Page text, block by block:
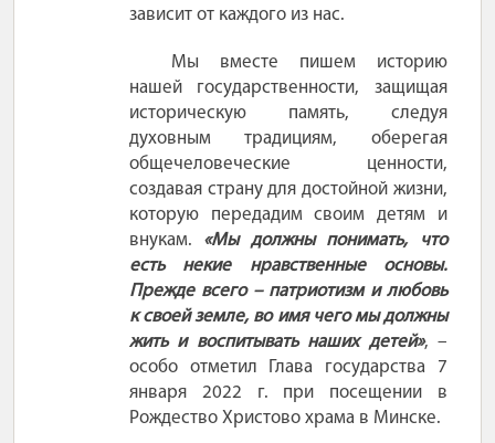
зависит от каждого из нас.
Мы вместе пишем историю
нашей государственности, защищая
историческую память, следуя
духовным традициям, оберегая
общечеловеческие ценности,
создавая страну для достойной жизни,
которую передадим своим детям и
внукам. «Мы должны понимать, что
есть некие нравственные основы.
Прежде всего – патриотизм и любовь
к своей земле, во имя чего мы должны
жить и воспитывать наших детей», –
особо отметил Глава государства 7
января 2022
г. при посещении в
Рождество Христово храма в Минске.